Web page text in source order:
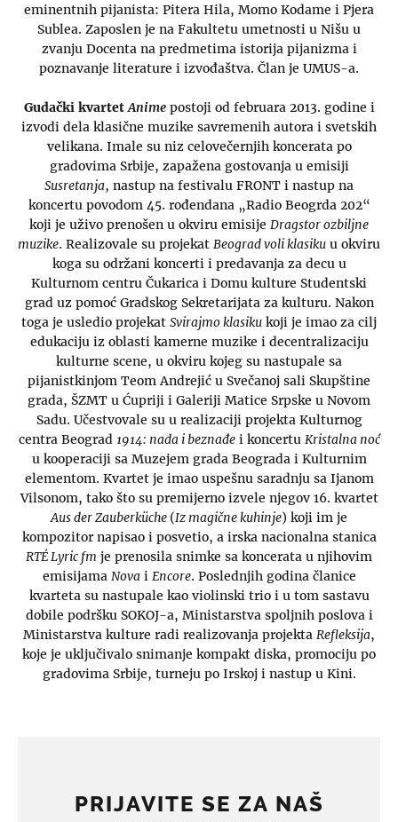
eminentnih pijanista: Pitera Hila, Momo Kodame i Pjera
Sublea. Zaposlen je na Fakultetu umetnosti u Nišu u
zvanju Docenta na predmetima istorija pijanizma i
poznavanje literature i izvođaštva. Član je UMUS-a.
Gudački kvartetAnimepostoji od februara 2013. godine i
izvodi dela klasične muzike savremenih autora i svetskih
velikana. Imale su niz celovečernjih koncerata po
gradovima Srbije, zapažena gostovanja u emisiji
Susretanja, nastup na festivalu FRONT i nastup na
koncertu povodom 45. rođendana „Radio Beogrda 202“
koji je uživo prenošen u okviru emisije Dragstor ozbiljne
muzike. Realizovale su projekat Beograd voli klasiku u okviru
koga su održani koncerti i predavanja za decu u
Kulturnom centru Čukarica i Domu kulture Studentski
grad uz pomoć Gradskog Sekretarijata za kulturu. Nakon
toga je usledio projekat Svirajmo klasiku koji je imao za cilj
edukaciju iz oblasti kamerne muzike i decentralizaciju
kulturne scene, u okviru kojeg su nastupale sa
pijanistkinjom Teom Andrejić u Svečanoj sali Skupštine
grada, ŠZMT u Ćupriji i Galeriji Matice Srpske u Novom
Sadu. Učestvovale su u realizaciji projekta Kulturnog
centra Beograd 1914: nada i beznađei koncertu Kristalna noć
u kooperaciji sa Muzejem grada Beograda i Kulturnim
elementom. Kvartet je imao uspešnu saradnju sa Ijanom
Vilsonom, tako što su premijerno izvele njegov 16. kvartet
Aus der Zauberküche (Iz magične kuhinje) koji im je
kompozitor napisao i posvetio, a irska nacionalna stanica
RTÉ Lyric fm je prenosila snimke sa koncerata u njihovim
emisijama Novai Encore. Poslednjih godina članice
kvarteta su nastupale kao violinski trio i u tom sastavu
dobile podršku SOKOJ-a, Ministarstva spoljnih poslova i
Ministarstva kulture radi realizovanja projekta Refleksija,
koje je uključivalo snimanje kompakt diska, promociju po
gradovima Srbije, turneju po Irskoj i nastup u Kini.
PRIJAVITE SE ZA NAŠ